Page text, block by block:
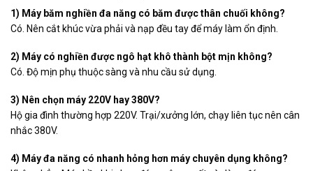
1) Máy băm nghiền đa năng có băm được thân chuối không?
Có. Nên cắt khúc vừa phải và nạp đều tay để máy làm ổn định.
2) Máy có nghiền được ngô hạt khô thành bột mịn không?
Có. Độ mịn phụ thuộc sàng và nhu cầu sử dụng.
3) Nên chọn máy 220V hay 380V?
Hộ gia đình thường hợp 220V. Trại/xưởng lớn, chạy liên tục nên cân
nhắc 380V.
4) Máy đa năng có nhanh hỏng hơn máy chuyên dụng không?